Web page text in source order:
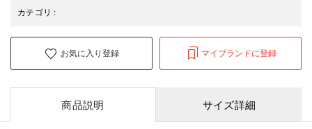
カテゴリ :
お気に入り登録 マイブランドに登録
商品説明 サイズ詳細